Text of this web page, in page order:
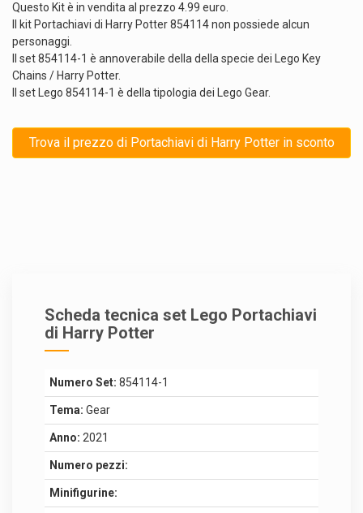
Questo Kit è in vendita al prezzo 4.99 euro.
Il kit Portachiavi di Harry Potter 854114 non possiede alcun
personaggi.
Il set 854114-1 è annoverabile della della specie dei Lego Key
Chains / Harry Potter.
Il set Lego 854114-1 è della tipologia dei Lego Gear.
Trova il prezzo di Portachiavi di Harry Potter in sconto
Scheda tecnica set Lego Portachiavi
di Harry Potter
Numero Set: 854114-1
Tema: Gear
Anno: 2021
Numero pezzi:
Minifigurine: